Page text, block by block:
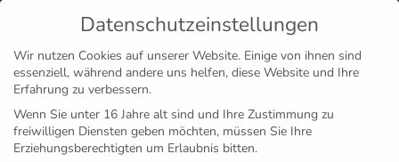
MENÜ
Disclaimer Impressum Datenschutz
Datenschutzeinstellungen
Wir nutzen Cookies auf unserer Website. Einige von ihnen sind
essenziell, während andere uns helfen, diese Website und Ihre
Erfahrung zu verbessern.
Wenn Sie unter 16 Jahre alt sind und Ihre Zustimmung zu
freiwilligen Diensten geben möchten, müssen Sie Ihre
Erziehungsberechtigten um Erlaubnis bitten.